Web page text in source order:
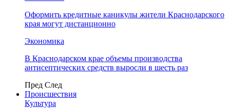
Оформить кредитные каникулы жители Краснодарского
края могут дистанционно
Экономика
В Краснодарском крае объемы производства
антисептических средств выросли в шесть раз
Пред След
Происшествия
Культура